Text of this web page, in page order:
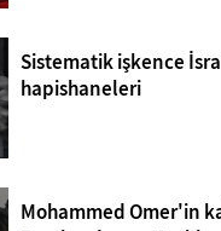
Sistematik işkence
hapishaneleri
Mohammed Omer'in